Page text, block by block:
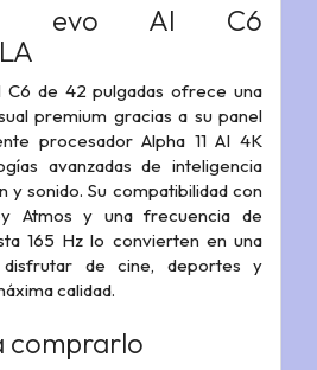
evo AI C6
C6 de 42 pulgadas ofrece una
premium gracias a su panel
procesador Alpha 11 AI 4K
avanzadas de inteligencia
y sonido. Su compatibilidad con
Atmos y una frecuencia de
165 Hz lo convierten en una
de cine, deportes y
calidad.
comprarlo